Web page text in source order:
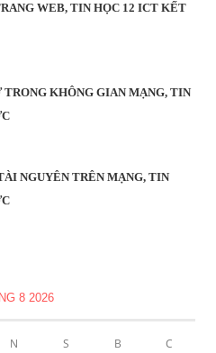
WEB, TIN HỌC 12 ICT KẾT
KHÔNG GIAN MẠNG, TIN
NGUYÊN TRÊN MẠNG, TIN
8 2026
N S B C